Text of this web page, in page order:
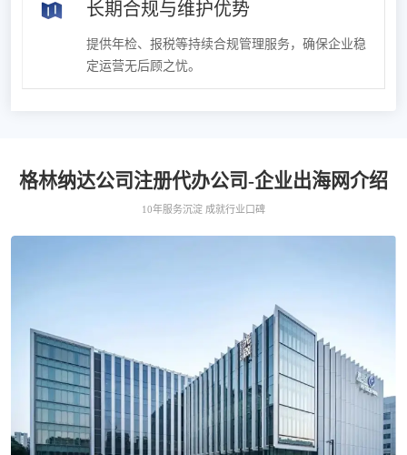
长期合规与维护优势
提供年检、报税等持续合规管理服务，确保企业稳
定运营无后顾之忧。
格林纳达公司注册代办公司-企业出海网介绍
10年服务沉淀 成就行业口碑